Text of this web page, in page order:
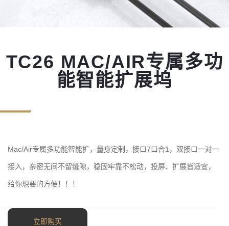
TC26 MAC/AIR专属多功
能智能扩展坞
Mac/Air专属多功能智能扩，量身定制，接口7口合1，双接口一对一
接入，亲密无间不留缝隙，稳固牢靠不松动，投屏、扩展皆适宜，
给你想要的方便！！！
立即购买